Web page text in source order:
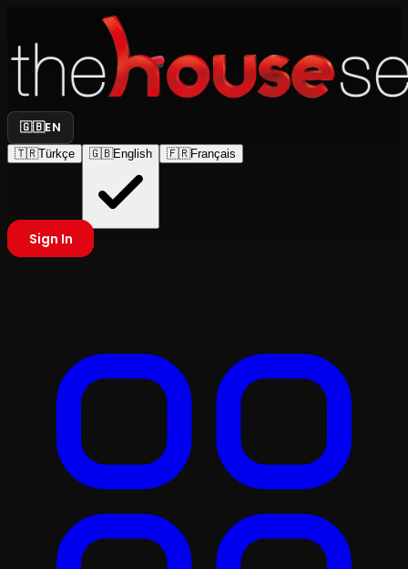
🇬🇧EN
🇹🇷Türkçe 🇬🇧English 🇫🇷Français
Sign In